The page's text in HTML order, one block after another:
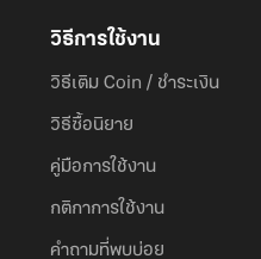
วิธีการใช้งาน
วิธีเติม Coin / ชำระเงิน
วิธีซื้อนิยาย
คู่มือการใช้งาน
กติกาการใช้งาน
คำถามที่พบบ่อย